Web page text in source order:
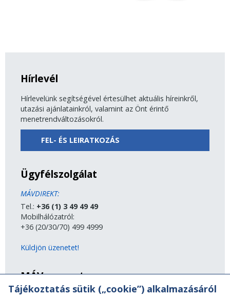
Hírlevél
Hírlevelünk segítségével értesülhet aktuális híreinkről,
utazási ajánlatainkról, valamint az Önt érintő
menetrendváltozásokról.
FEL- ÉS LEIRATKOZÁS
Ügyfélszolgálat
MÁVDIREKT:
Tel.: +36 (1) 3 49 49 49
Mobilhálózatról:
+36 (20/30/70) 499 4999
Küldjön üzenetet!
MÁV-csoport
Tájékoztatás sütik („cookie”) alkalmazásáról